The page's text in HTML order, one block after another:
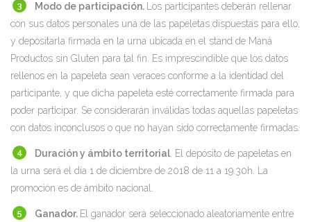
Modo de participación.
Los participantes deberán rellenar
con sus datos personales una de las papeletas dispuestas para ello,
y depositarla firmada en la urna ubicada en el stand de Maná
Productos sin Gluten para tal fin. Es imprescindible que los datos
rellenos en la papeleta sean veraces conforme a la identidad del
participante, y que dicha papeleta esté correctamente firmada para
poder participar. Se considerarán inválidas todas aquellas papeletas
con datos inconclusos o que no hayan sido correctamente firmadas.
Duración y ámbito territorial . El depósito de papeletas en
la urna será el día 1 de diciembre de 2018 de 11 a 19.30h. La
promoción es de ámbito nacional.
Ganador. El ganador será seleccionado aleatoriamente entre